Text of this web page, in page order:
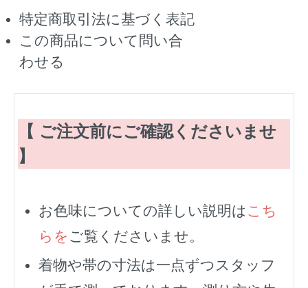
特定商取引法に基づく表記
この商品について問い合
わせる
【 ご注文前にご確認くださいませ
】
お色味についての詳しい説明は こち
らを ご覧くださいませ。
着物や帯の寸法は一点ずつスタッフ